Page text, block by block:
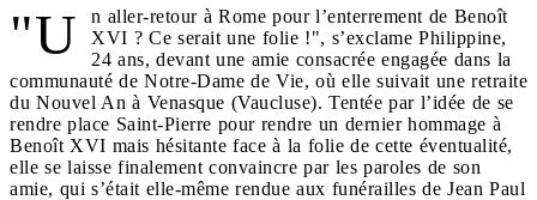
"U
n aller-retour à Rome pour l’enterrement de Benoît
XVI ? Ce serait une folie !", s’exclame Philippine,
24 ans, devant une amie consacrée engagée dans la
communauté de Notre-Dame de Vie, où elle suivait une retraite
du Nouvel An à Venasque (Vaucluse). Tentée par l’idée de se
rendre place Saint-Pierre pour rendre un dernier hommage à
Benoît XVI mais hésitante face à la folie de cette éventualité,
elle se laisse finalement convaincre par les paroles de son
amie, qui s’était elle-même rendue aux funérailles de Jean Paul